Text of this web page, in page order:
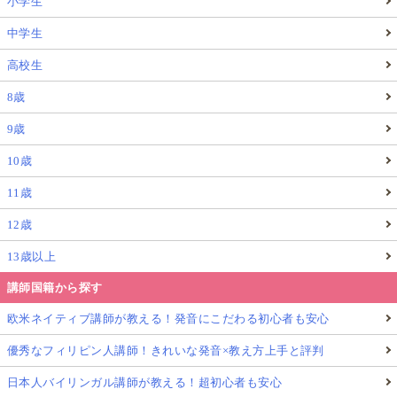
中学生
高校生
8歳
9歳
10歳
11歳
12歳
13歳以上
講師国籍から探す
欧米ネイティブ講師が教える！発音にこだわる初心者も安心
優秀なフィリピン人講師！きれいな発音×教え方上手と評判
日本人バイリンガル講師が教える！超初心者も安心